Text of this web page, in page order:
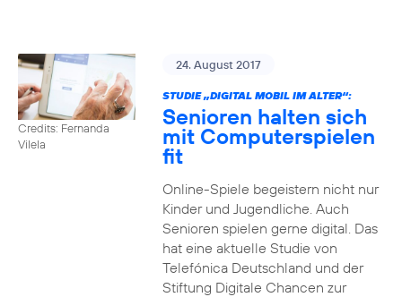
Credits: Fernanda
Vilela
24. August 2017
STUDIE „DIGITAL MOBIL IM ALTER“:
Senioren halten sich
mit Computerspielen
fit
Online-Spiele begeistern nicht nur
Kinder und Jugendliche. Auch
Senioren spielen gerne digital. Das
hat eine aktuelle Studie von
Telefónica Deutschland und der
Stiftung Digitale Chancen zur